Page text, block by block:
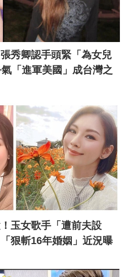
秀卿認手頭緊「為女兒
「進軍美國」成台灣之
玉女歌手「遭前夫設
狠斬16年婚姻」近況曝